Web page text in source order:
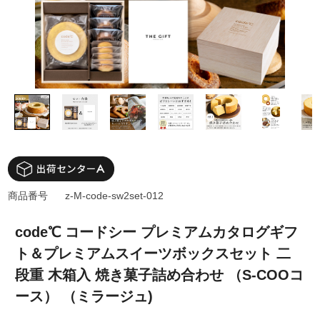
code℃ コードシー プレミアムカタログギフ
ト＆プレミアムスイーツボックスセット 二
段重 木箱入 焼き菓子詰め合わせ （S-COOコ
ース） （ミラージュ)
商品番号 z-M-code-sw2set-012